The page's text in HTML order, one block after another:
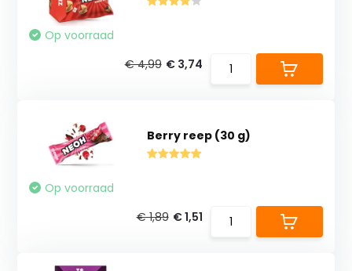
Op voorraad
€ 4,99 € 3,74
Berry reep (30 g)
Op voorraad
€ 1,89 € 1,51